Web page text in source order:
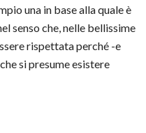
una in base alla quale è
senso che, nelle bellissime
rispettata perché -e
si presume esistere